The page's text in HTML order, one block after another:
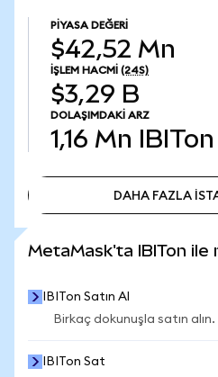
PIYASA DEĞERI
$42,52 Mn
İŞLEM HACMI (24S)
$3,29 B
DOLAŞIMDAKI ARZ
1,16 Mn IBITon
DAHA FAZLA
MetaMask'ta IBITon ile
IBITon Satın Al
Birkaç dokunuşla satın alın.
IBITon Sat